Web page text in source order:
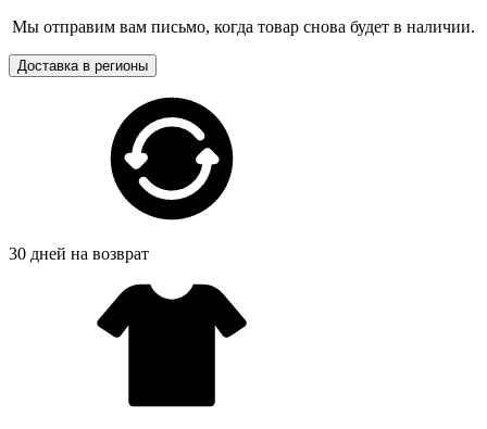
Мы отправим вам письмо, когда товар снова будет в наличии.
Доставка в регионы
30 дней на возврат